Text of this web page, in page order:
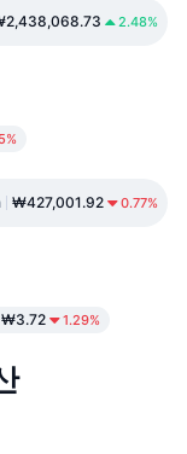
2.48%
₩427,001.92 0.77%
₩3.72 1.29%